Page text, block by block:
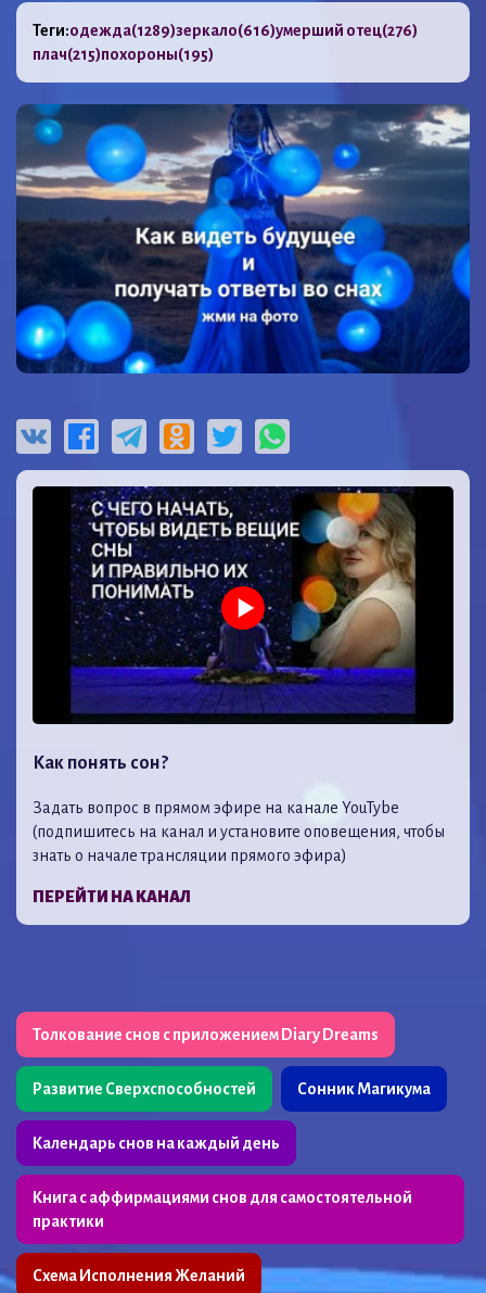
Теги:одежда(1289)зеркало(616)умерший отец(276)
плач(215)похороны(195)
Как понять сон?
Задать вопрос в прямом эфире на канале YouTybe
(подпишитесь на канал и установите оповещения, чтобы
знать о начале трансляции прямого эфира)
ПЕРЕЙТИ НА КАНАЛ
Толкование снов с приложением Diary Dreams
Развитие Сверхспособностей Сонник Магикума
Календарь снов на каждый день
Книга с аффирмациями снов для самостоятельной
практики
Схема Исполнения Желаний